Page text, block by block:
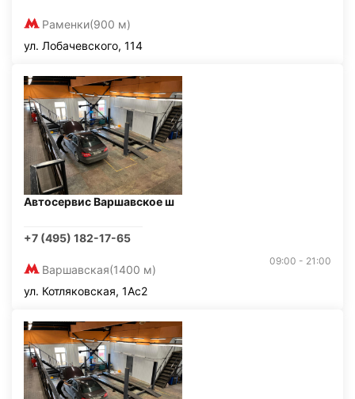
Раменки(900 м)
ул. Лобачевского, 114
Автосервис Варшавское ш
+7 (495) 182-17-65
Варшавская(1400 м)
09:00 - 21:00
ул. Котляковская, 1Ас2